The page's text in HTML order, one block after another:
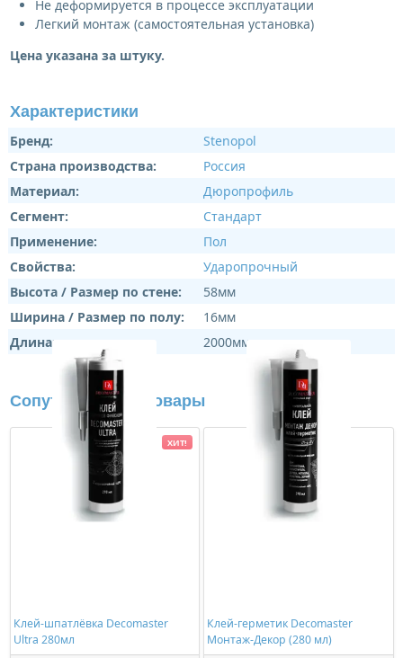
Не деформируется в процессе эксплуатации
Легкий монтаж (самостоятельная установка)
Цена указана за штуку.
Характеристики
Бренд:
Stenopol
Страна производства:
Россия
Материал:
Дюропрофиль
Сегмент:
Стандарт
Применение:
Пол
Свойства:
Ударопрочный
Высота / Размер по стене:
58мм
Ширина / Размер по полу:
16мм
Длина:
2000мм
Сопутствующие товары
Клей-шпатлёвка Decomaster
Ultra 280мл
ХИТ!
Клей-герметик Decomaster
Монтаж-Декор (280 мл)